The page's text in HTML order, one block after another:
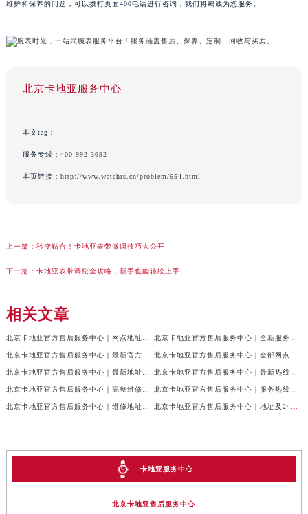
维护和保养的问题，可以拨打页面400电话进行咨询，我们将竭诚为您服务。
北京卡地亚服务中心
本文tag：
服务专线： 400-992-3692
本页链接： http://www.watchrs.cn/problem/654.html
上一篇： 秒变贴合！卡地亚表带微调技巧大公开
下一篇： 卡地亚表带调松全攻略，新手也能轻松上手
相关文章
卡地亚服务中心
北京卡地亚售后服务中心